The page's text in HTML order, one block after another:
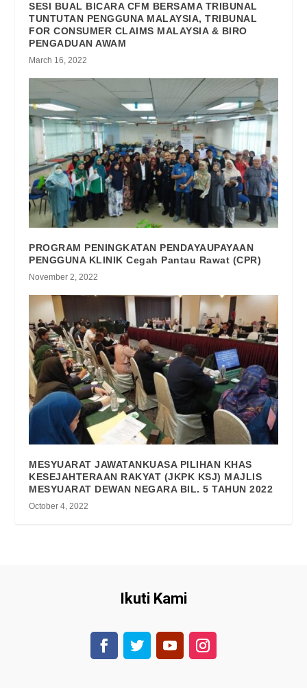
SESI BUAL BICARA CFM BERSAMA TRIBUNAL
TUNTUTAN PENGGUNA MALAYSIA, TRIBUNAL
FOR CONSUMER CLAIMS MALAYSIA & BIRO
PENGADUAN AWAM
March 16, 2022
PROGRAM PENINGKATAN PENDAYAUPAYAAN
PENGGUNA KLINIK Cegah Pantau Rawat (CPR)
November 2, 2022
MESYUARAT JAWATANKUASA PILIHAN KHAS
KESEJAHTERAAN RAKYAT (JKPK KSJ) MAJLIS
MESYUARAT DEWAN NEGARA BIL. 5 TAHUN 2022
October 4, 2022
Ikuti Kami